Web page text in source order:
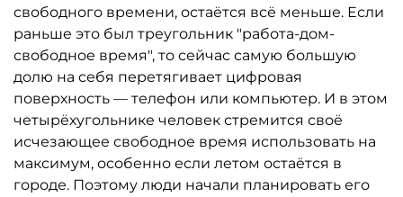
свободного времени, остаётся всё меньше. Если
раньше это был треугольник "работа-дом-
свободное время", то сейчас самую большую
долю на себя перетягивает цифровая
поверхность — телефон или компьютер. И в этом
четырёхугольнике человек стремится своё
исчезающее свободное время использовать на
максимум, особенно если летом остаётся в
городе. Поэтому люди начали планировать его